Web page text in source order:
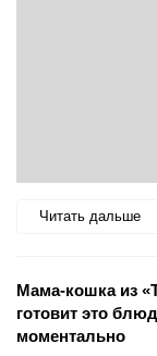
Читать дальше
Мама-кошка из
готовит это
моментально